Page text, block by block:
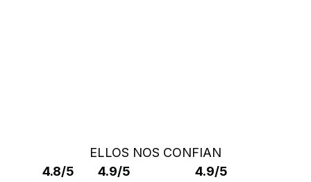
ELLOS NOS CONFIAN
4.8/5
4.9/5 4.9/5